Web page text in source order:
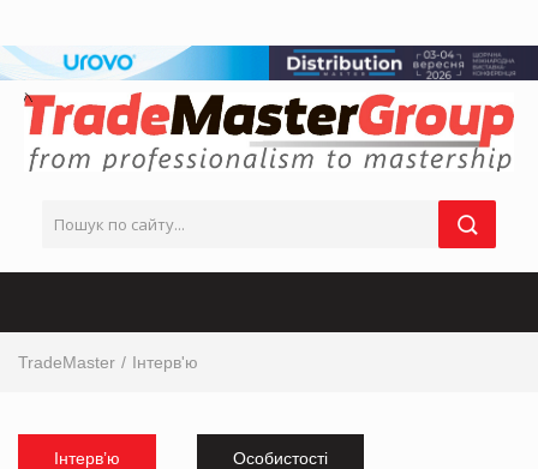
TradeMaster Інтерв'ю
Інтерв’ю Особистості